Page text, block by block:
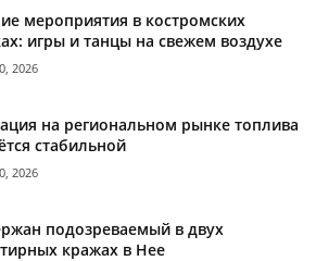
мероприятия в костромских
игры и танцы на свежем воздухе
2026
на региональном рынке топлива
стабильной
2026
подозреваемый в двух
кражах в Нее